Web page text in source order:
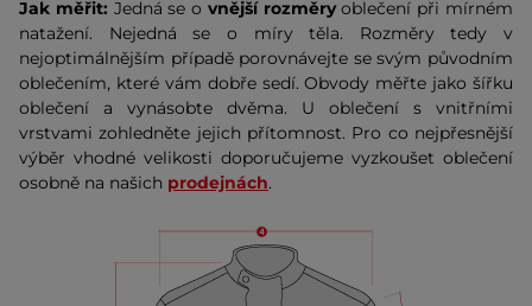
Jak měřit: Jedná se o vnější rozměryoblečení při mírném
natažení. Nejedná se o míry těla. Rozměry tedy v
nejoptimálnějším případě porovnávejte se svým původním
oblečením, které vám dobře sedí. Obvody měřte jako šířku
oblečení a vynásobte dvěma. U oblečení s vnitřními
vrstvami zohledněte jejich přítomnost. Pro co nejpřesnější
výběr vhodné velikosti doporučujeme vyzkoušet oblečení
osobně na našich prodejnách.